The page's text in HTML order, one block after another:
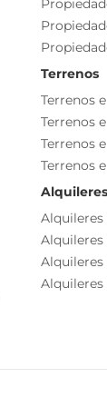
3 cuotas
los
3%+ IVA
describe
por la
impuestos,
Terrenos
Terrenos
Terrenos
Terrenos
Terrenos